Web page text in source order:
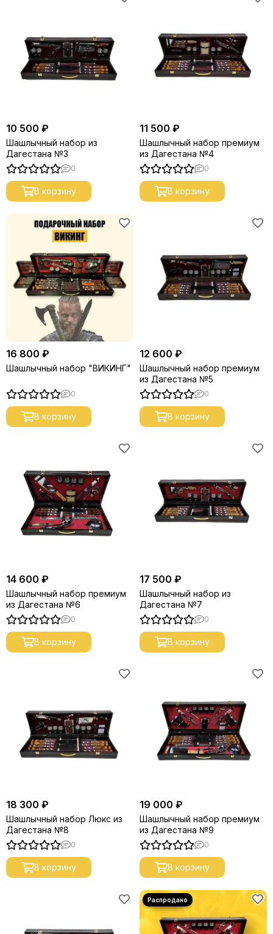
10 500 ₽
Шашлычный набор из
Дагестана №3
0
В корзину
11 500 ₽
Шашлычный набор премиум
из Дагестана №4
0
В корзину
16 800 ₽
Шашлычный набор "ВИКИНГ"
0
В корзину
12 600 ₽
Шашлычный набор премиум
из Дагестана №5
0
В корзину
14 600 ₽
Шашлычный набор премиум
из Дагестана №6
0
В корзину
17 500 ₽
Шашлычный набор из
Дагестана №7
0
В корзину
18 300 ₽
Шашлычный набор Люкс из
Дагестана №8
0
В корзину
19 000 ₽
Шашлычный набор премиум
из Дагестана №9
0
В корзину